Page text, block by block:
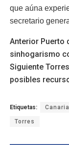
que aúna
secretario
Anterior Puerto
sinhogarismo
Siguiente
posibles
Etiquetas:
Torres